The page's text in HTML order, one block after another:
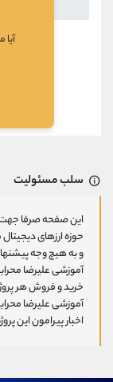
سلب مسئولیت
این صفحه صرفا جهت
حوزه ارزهای
و به هیچ وجه
آموزشی علیرضا
خرید و فروش هر
آموزشی علیرضا
اخبار پیرامون این